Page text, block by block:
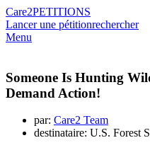
Care2PETITIONS
Lancer une pétitionrechercher
Menu
Someone Is Hunting
Demand Action!
par: Care2 Team
destinataire: U.S. Forest